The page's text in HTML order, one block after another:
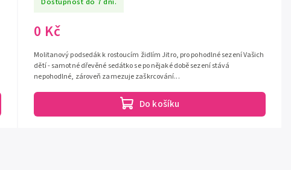
0 Kč
Do košíku
Molitanový podsedák k rostoucím židlím Jitro, pro pohodlné sezení Vašich
dětí - samotné dřevěné sedátko se po nějaké době sezení stává
nepohodlné, zároveň zamezuje zaškrcování...